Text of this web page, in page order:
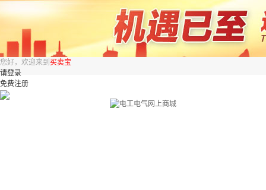
您好，欢迎来到 买卖宝
请登录
免费注册